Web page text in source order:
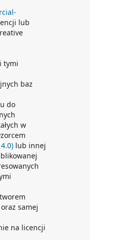
lub
tymi
baz
do
w
lub innej
samej
na licencji